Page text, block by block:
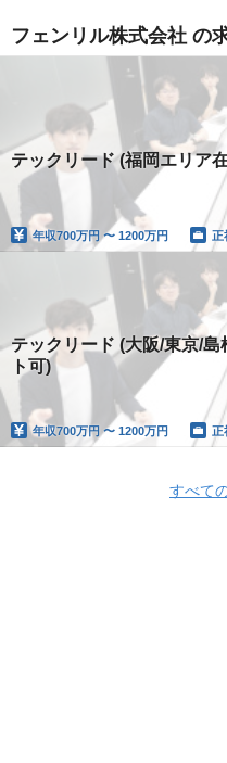
フェンリル株式会社 の
テックリード (福岡エリア
年収700万円 〜 1200万円 正
テックリード (大阪/東京/
ト可)
年収700万円 〜 1200万円 正
すべて